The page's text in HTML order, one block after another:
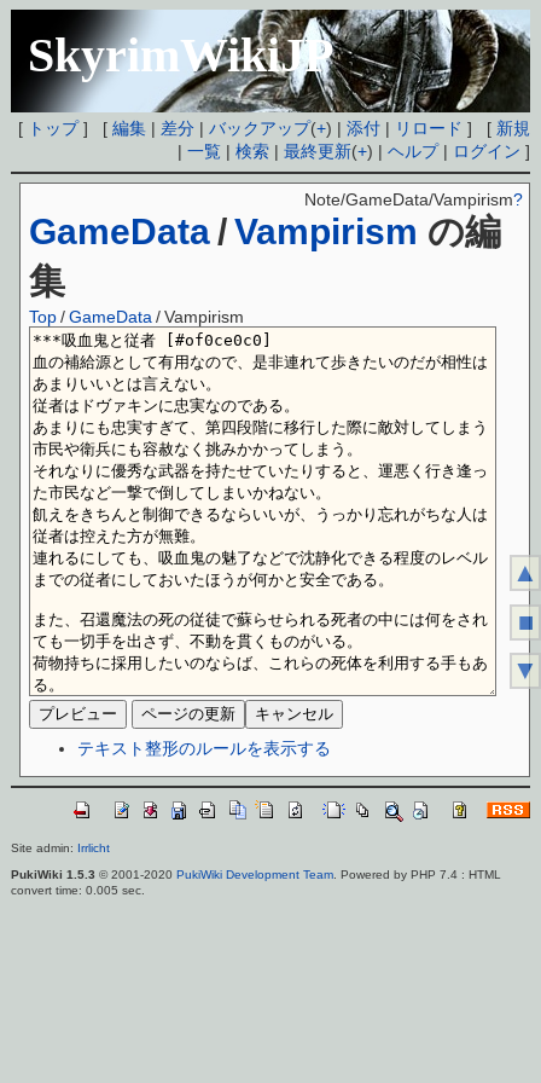
SkyrimWikiJP
[ トップ] [編集 | 差分 |バックアップ(+) |添付 | リロード ] [ 新規
|一覧 |検索 |最終更新(+) |ヘルプ| ログイン ]
GameData /Vampirism の編
集
Note/GameData/Vampirism?
Top /GameData /Vampirism
テキスト整形のルールを表示する
Site admin: Irrlicht
PukiWiki 1.5.3 © 2001-2020 PukiWiki Development Team. Powered by PHP 7.4 : HTML
convert time: 0.005 sec.
▲
■
▼